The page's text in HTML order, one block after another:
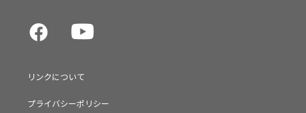
リンクについて
プライバシーポリシー